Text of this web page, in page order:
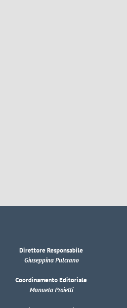
Direttore Responsabile
Giuseppina Pulcrano
Coordinamento Editoriale
Manuela Proietti